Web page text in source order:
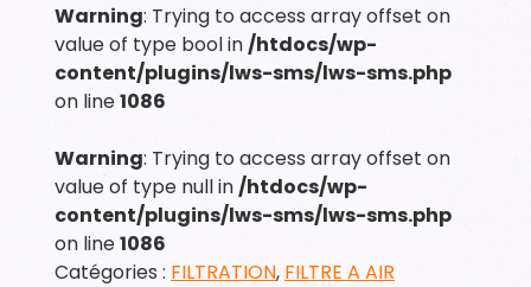
AIR
Warning: Trying to access array offset on
value of type bool in/htdocs/wp-
content/plugins/lws-sms/lws-sms.php
on line1086
Warning: Trying to access array offset on
value of type null in/htdocs/wp-
content/plugins/lws-sms/lws-sms.php
on line1086
Catégories : FILTRATION, FILTRE A AIR